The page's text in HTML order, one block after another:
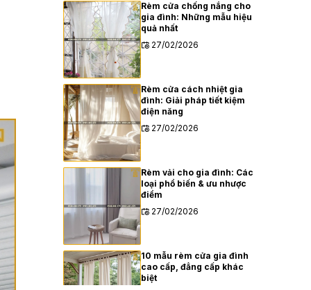
Rèm cửa chống nắng cho
gia đình: Những mẫu hiệu
quả nhất
27/02/2026
Rèm cửa cách nhiệt gia
đình: Giải pháp tiết kiệm
điện năng
27/02/2026
Rèm vải cho gia đình: Các
loại phổ biến & ưu nhược
điểm
27/02/2026
10 mẫu rèm cửa gia đình
cao cấp, đẳng cấp khác
biệt